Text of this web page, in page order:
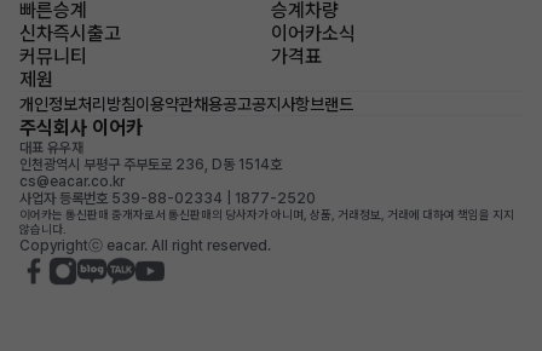
빠른승계
승계차량
신차즉시출고
이어카소식
커뮤니티
가격표
제원
개인정보처리방침이용약관채용공고공지사항브랜드
주식회사 이어카
대표 유우재
인천광역시 부평구 주부토로 236, D동 1514호
cs@eacar.co.kr
사업자 등록번호 539-88-02334 | 1877-2520
이어카는 통신판매 중개자로서 통신판매의 당사자가 아니며, 상품, 거래정보, 거래에 대하여 책임을 지지
않습니다.
Copyrightⓒ eacar. All right reserved.